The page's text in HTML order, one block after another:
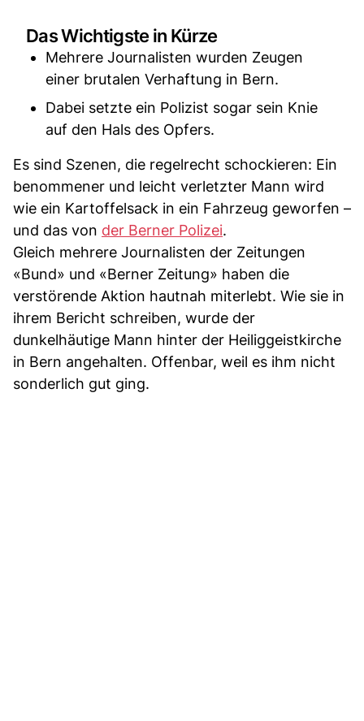
Das Wichtigste in Kürze
Mehrere Journalisten wurden Zeugen
einer brutalen Verhaftung in Bern.
Dabei setzte ein Polizist sogar sein Knie
auf den Hals des Opfers.
Es sind Szenen, die regelrecht schockieren: Ein
benommener und leicht verletzter Mann wird
wie ein Kartoffelsack in ein Fahrzeug geworfen –
und das von der Berner Polizei.
Gleich mehrere Journalisten der Zeitungen
«Bund» und «Berner Zeitung» haben die
verstörende Aktion hautnah miterlebt. Wie sie in
ihrem Bericht schreiben, wurde der
dunkelhäutige Mann hinter der Heiliggeistkirche
in Bern angehalten. Offenbar, weil es ihm nicht
sonderlich gut ging.